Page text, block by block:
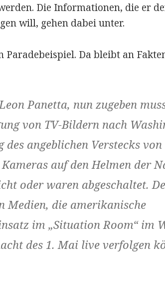
Die Informationen, die er
will, gehen dabei unter.
Paradebeispiel. Da bleibt an
Panetta, nun zugeben
von TV-Bildern nach
angeblichen Verstecks von
auf den Helmen der
oder waren abgeschaltet.
Medien, die amerikanische
im „Situation Room“ im
des 1. Mai live verfolgen